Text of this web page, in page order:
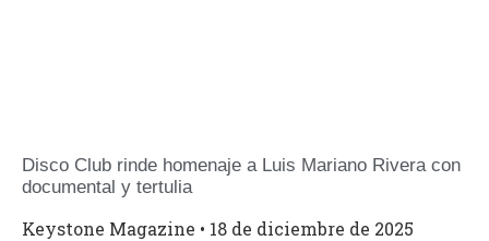
Disco Club rinde homenaje a Luis Mariano Rivera con
documental y tertulia
Keystone Magazine 18 de diciembre de 2025